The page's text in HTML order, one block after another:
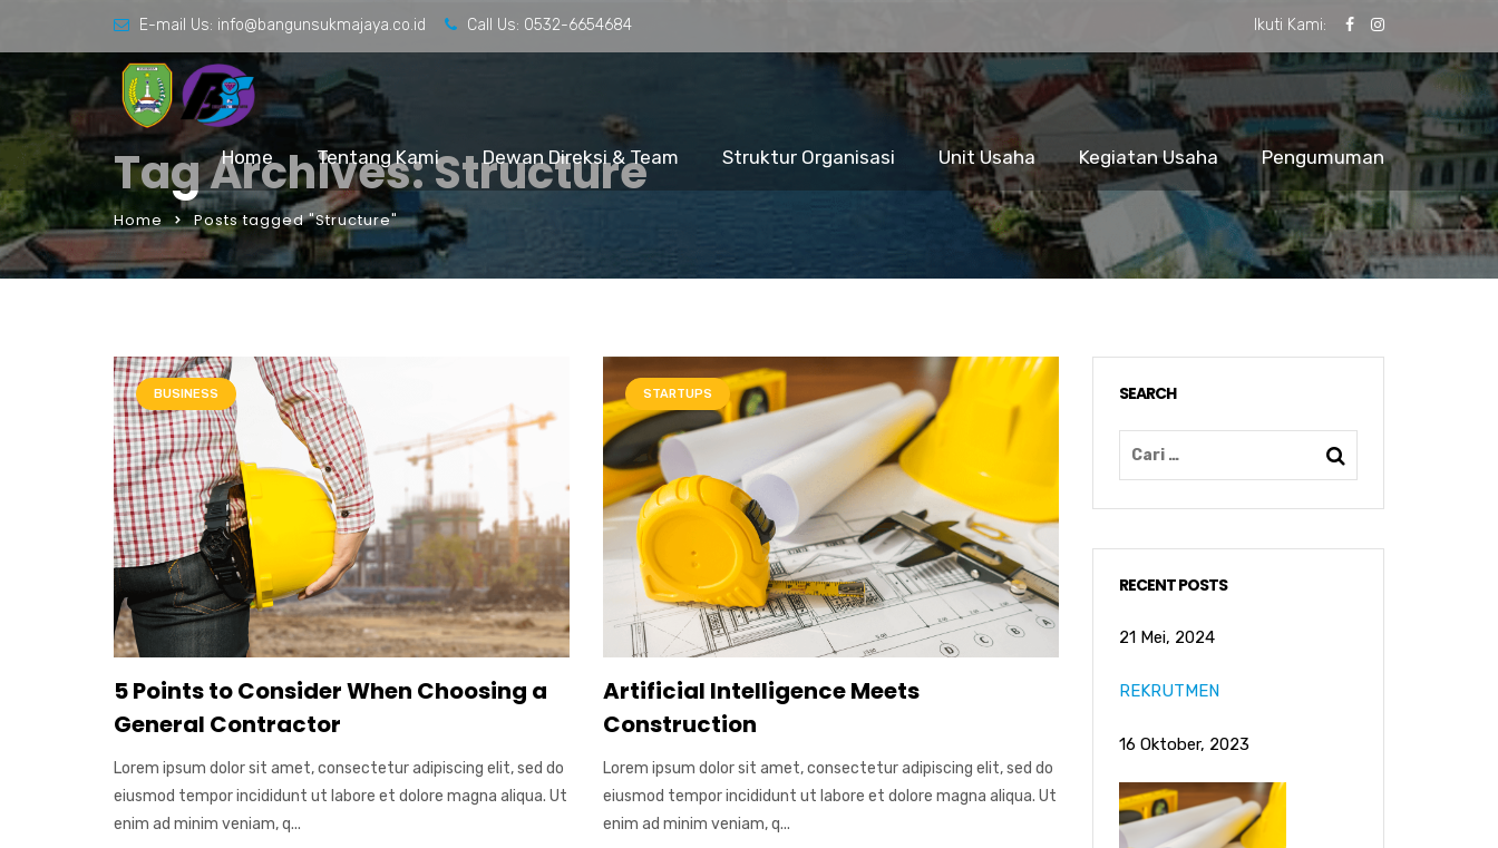
E-mail Us: info@bangunsukmajaya.co.id Call Us: 0532-6654684 Ikuti Kami:
Home Tentang Kami Dewan Direksi & Team Struktur Organisasi Unit Usaha Kegiatan Usaha Pengumuman
Tag Archives: Structure
Home Posts tagged "Structure"
BUSINESS
5 Points to Consider When Choosing a
General Contractor
Lorem ipsum dolor sit amet, consectetur adipiscing elit, sed do
eiusmod tempor incididunt ut labore et dolore magna aliqua. Ut
enim ad minim veniam, q...
STARTUPS
Artificial Intelligence Meets
Construction
Lorem ipsum dolor sit amet, consectetur adipiscing elit, sed do
eiusmod tempor incididunt ut labore et dolore magna aliqua. Ut
enim ad minim veniam, q...
SEARCH
RECENT POSTS
21 Mei, 2024
REKRUTMEN
16 Oktober, 2023